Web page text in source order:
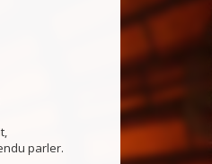
parler.